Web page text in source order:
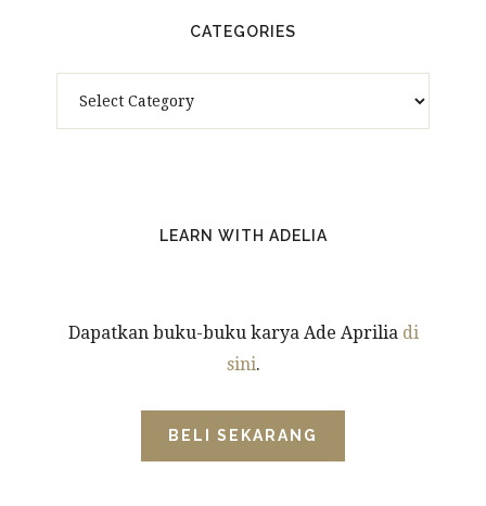
CATEGORIES
LEARN WITH ADELIA
Dapatkan buku-buku karya Ade Aprilia di
sini.
BELI SEKARANG